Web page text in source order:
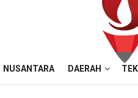
NUSANTARA DAERAH